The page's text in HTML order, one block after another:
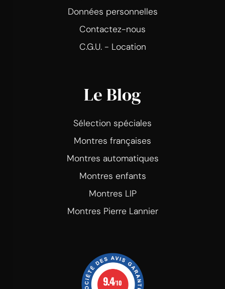
Données personnelles
Contactez-nous
C.G.U. - Location
Le Blog
Sélection spéciales
Montres françaises
Montres automatiques
Montres enfants
Montres LIP
Montres Pierre Lannier
9.4/10